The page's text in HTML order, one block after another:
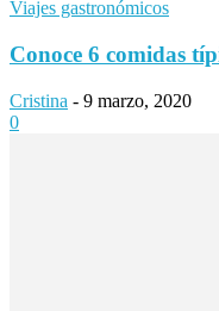
Viajes gastronómicos
Conoce 6 comidas
Cristina - 9 marzo, 2020
0